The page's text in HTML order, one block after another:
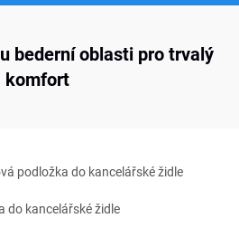
bederní oblasti pro trvalý
komfort
podložka do kancelářské židle
do kancelářské židle